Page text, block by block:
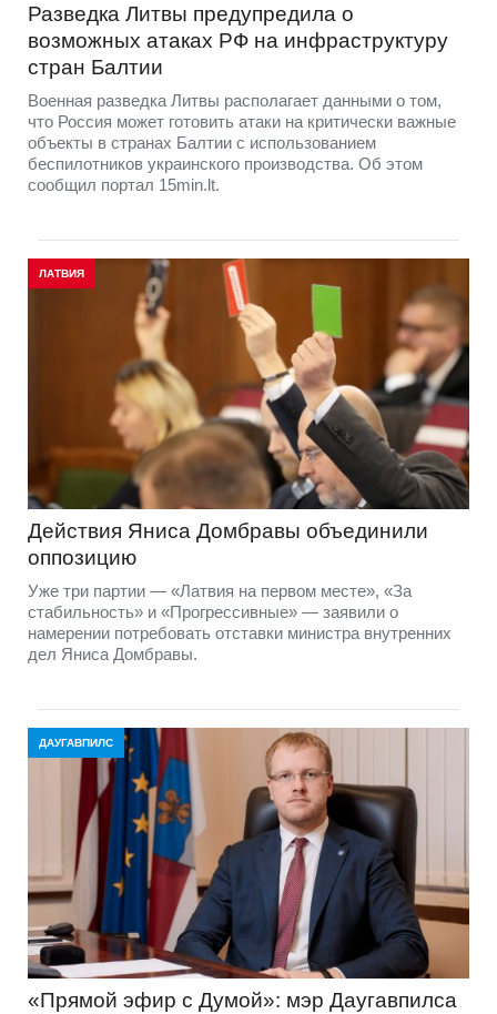
Разведка Литвы предупредила о
возможных атаках РФ на инфраструктуру
стран Балтии
Военная разведка Литвы располагает данными о том,
что Россия может готовить атаки на критически важные
объекты в странах Балтии с использованием
беспилотников украинского производства. Об этом
сообщил портал 15min.lt.
ЛАТВИЯ
Действия Яниса Домбравы объединили
оппозицию
Уже три партии — «Латвия на первом месте», «За
стабильность» и «Прогрессивные» — заявили о
намерении потребовать отставки министра внутренних
дел Яниса Домбравы.
ДАУГАВПИЛС
«Прямой эфир с Думой»: мэр Даугавпилса